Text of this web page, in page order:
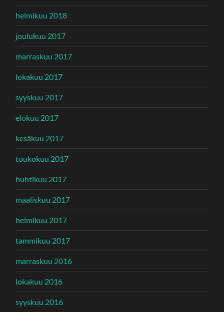
helmikuu 2018
joulukuu 2017
marraskuu 2017
lokakuu 2017
syyskuu 2017
elokuu 2017
kesäkuu 2017
toukokuu 2017
huhtikuu 2017
maaliskuu 2017
helmikuu 2017
tammikuu 2017
marraskuu 2016
lokakuu 2016
syyskuu 2016